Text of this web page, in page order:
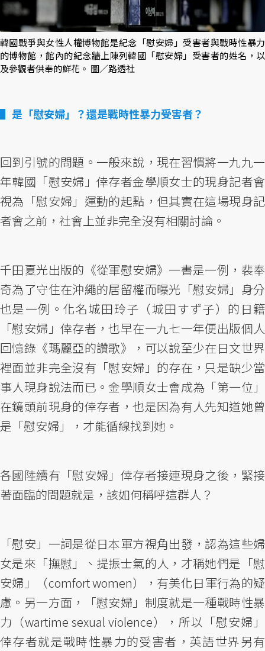
韓國戰爭與女性人權博物館是紀念「慰安婦」受害者與戰時性暴力
的博物館，館內的紀念牆上陳列韓國「慰安婦」受害者的姓名，以
及參觀者供奉的鮮花。 圖／路透社
是「慰安婦」？還是戰時性暴力受害者？
回到引號的問題。一般來說，現在習慣將一九九一
年韓國「慰安婦」倖存者金學順女士的現身記者會
視為「慰安婦」運動的起點，但其實在這場現身記
者會之前，社會上並非完全沒有相關討論。
千田夏光出版的《從軍慰安婦》一書是一例，裴奉
奇為了守住在沖繩的居留權而曝光「慰安婦」身分
也是一例。化名城田玲子（城田すず子）的日籍
「慰安婦」倖存者，也早在一九七一年便出版個人
回憶錄《瑪麗亞的讚歌》，可以說至少在日文世界
裡面並非完全沒有「慰安婦」的存在，只是缺少當
事人現身說法而已。金學順女士會成為「第一位」
在鏡頭前現身的倖存者，也是因為有人先知道她曾
是「慰安婦」，才能循線找到她。
各國陸續有「慰安婦」倖存者接連現身之後，緊接
著面臨的問題就是，該如何稱呼這群人？
「慰安」一詞是從日本軍方視角出發，認為這些婦
女是來「撫慰」、提振士氣的人，才稱她們是「慰
安婦」（comfort women），有美化日軍行為的疑
慮。另一方面，「慰安婦」制度就是一種戰時性暴
力（wartime sexual violence），所以「慰安婦」
倖存者就是戰時性暴力的受害者，英語世界另有